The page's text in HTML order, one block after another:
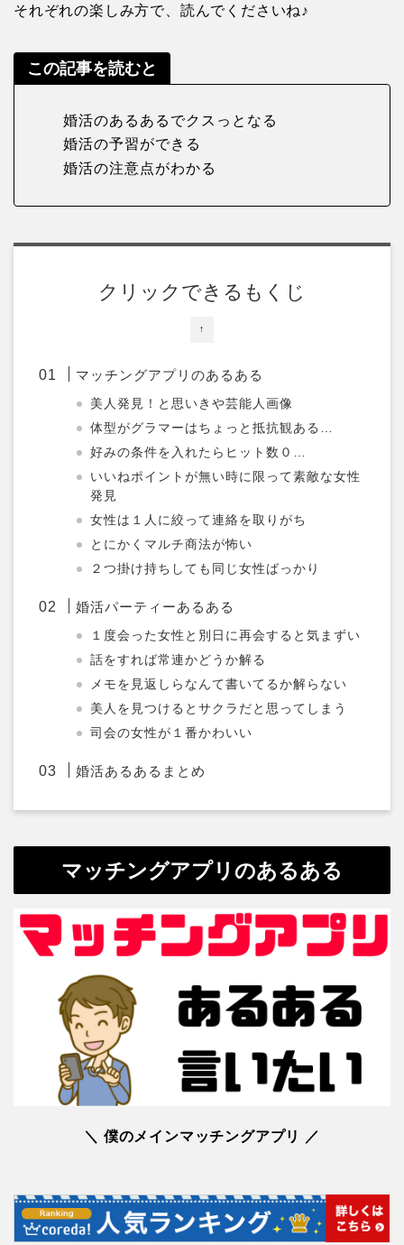
それぞれの楽しみ方で、読んでくださいね♪
この記事を読むと
婚活のあるあるでクスっとなる
婚活の予習ができる
婚活の注意点がわかる
↑
クリックできるもくじ
マッチングアプリのあるある
美人発見！と思いきや芸能人画像
体型がグラマーはちょっと抵抗観ある…
好みの条件を入れたらヒット数０…
いいねポイントが無い時に限って素敵な女性
発見
女性は１人に絞って連絡を取りがち
とにかくマルチ商法が怖い
２つ掛け持ちしても同じ女性ばっかり
婚活パーティーあるある
１度会った女性と別日に再会すると気まずい
話をすれば常連かどうか解る
メモを見返しらなんて書いてるか解らない
美人を見つけるとサクラだと思ってしまう
司会の女性が１番かわいい
婚活あるあるまとめ
マッチングアプリのあるある
＼ 僕のメインマッチングアプリ ／